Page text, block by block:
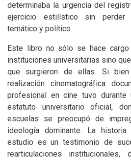
determinaba la urgencia del
ejercicio estilístico sin perder
temático y político.
Este libro no sólo se hace
instituciones universitarias sino
que surgieron de ellas. Si
realización cinematográfica
profesional en cine tuvo
estatuto universitario oficial,
escuelas se preocupó de
ideología dominante. La
estudio es un testimonio de
rearticulaciones